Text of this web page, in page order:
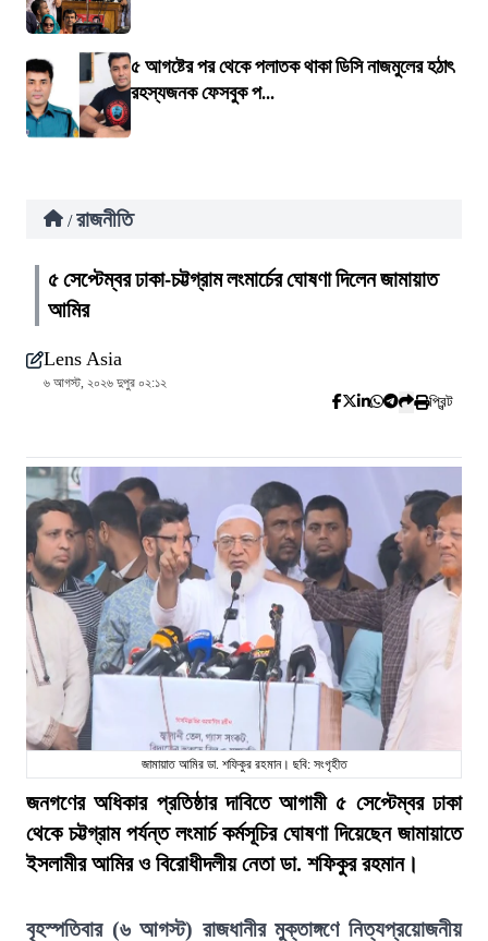
৫ আগষ্টের পর থেকে পলাতক থাকা ডিসি নাজমুলের হঠাৎ
রহস্যজনক ফেসবুক প...
/ রাজনীতি
৫ সেপ্টেম্বর ঢাকা-চট্টগ্রাম লংমার্চের ঘোষণা দিলেন জামায়াত
আমির
Lens Asia
৬ আগস্ট, ২০২৬ দুপুর ০২:১২
প্রিন্ট
জামায়াত আমির ডা. শফিকুর রহমান। ছবি: সংগৃহীত
জনগণের অধিকার প্রতিষ্ঠার দাবিতে আগামী ৫ সেপ্টেম্বর ঢাকা
থেকে চট্টগ্রাম পর্যন্ত লংমার্চ কর্মসূচির ঘোষণা দিয়েছেন জামায়াতে
ইসলামীর আমির ও বিরোধীদলীয় নেতা ডা. শফিকুর রহমান।
বৃহস্পতিবার (৬ আগস্ট) রাজধানীর মুক্তাঙ্গণে নিত্যপ্রয়োজনীয়